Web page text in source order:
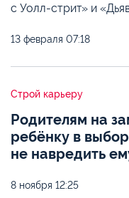
с Уолл-стрит» и
13 февраля 07:18
Строй карьеру
Родителям на
ребёнку в
не навредить
8 ноября 12:25